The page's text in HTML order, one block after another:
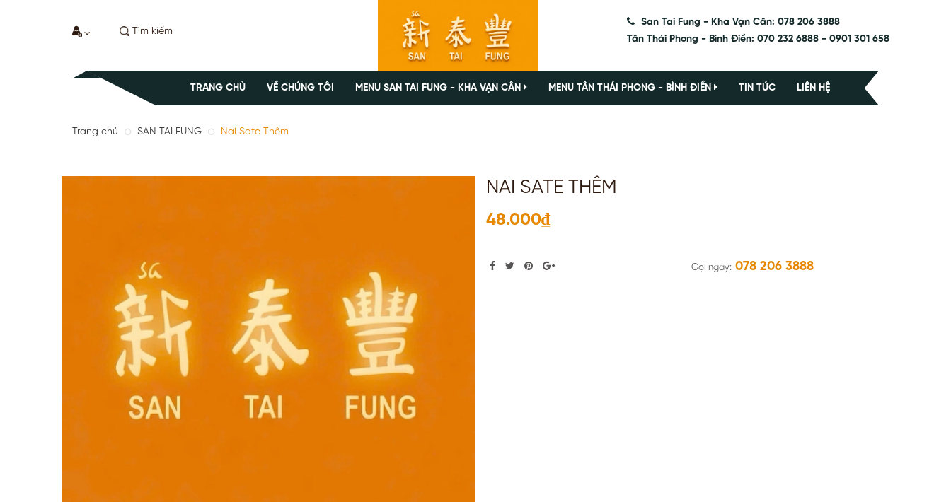
San Tai Fung - Kha Vạn Cân: 078 206 3888
Tân Thái Phong - Bình Điền: 070 232 6888 - 0901 301 658
TRANG CHỦ VỀ CHÚNG TÔI MENU SAN TAI FUNG - KHA VẠN CÂN MENU TÂN THÁI PHONG - BÌNH ĐIỀN TIN TỨC LIÊN HỆ
Trang chủ SAN TAI FUNG Nai Sate Thêm
NAI SATE THÊM
48.000₫
Gọi ngay: 078 206 3888